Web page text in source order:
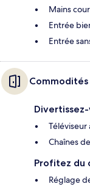
Mains
Entrée
Entrée
Téléviseur
Chaînes
Profitez du
Réglage